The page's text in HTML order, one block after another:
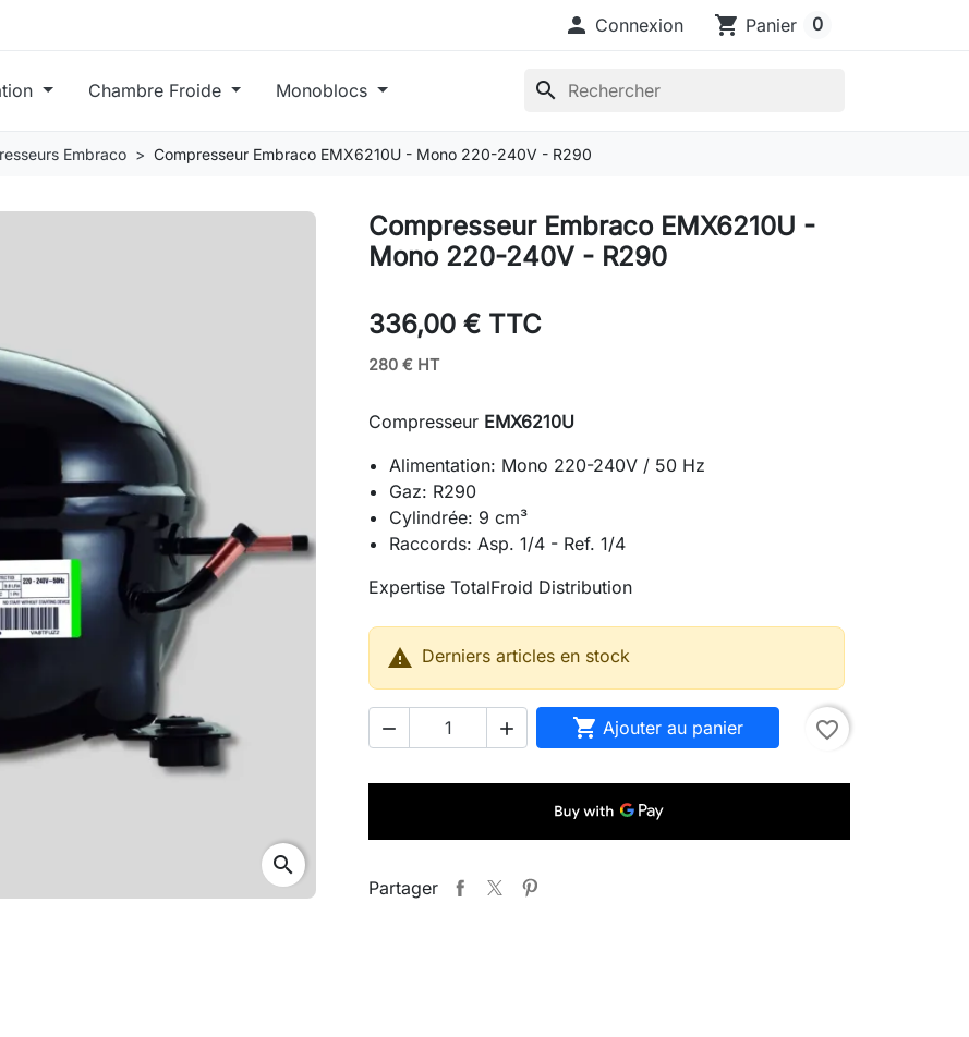
 Connexion shopping_cart Panier 0
Chambre Froide Monoblocs search
Embraco Compresseur Embraco EMX6210U - Mono 220-240V - R290
search
Compresseur Embraco EMX6210U -
Mono 220-240V - R290
336,00 € TTC
280 € HT
Compresseur EMX6210U
Alimentation: Mono 220-240V / 50 Hz
Gaz: R290
Cylindrée: 9 cm³
Raccords: Asp. 1/4 - Ref. 1/4
Expertise TotalFroid Distribution
 Derniers articles en stock
   Ajouter au panier favorite_border
Partager